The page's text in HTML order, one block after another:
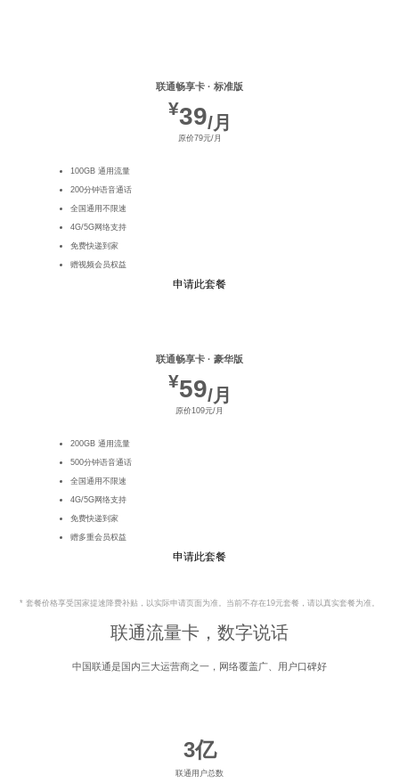
联通畅享卡 · 标准版
¥39/月
原价79元/月
100GB 通用流量
200分钟语音通话
全国通用不限速
4G/5G网络支持
免费快递到家
赠视频会员权益
申请此套餐
联通畅享卡 · 豪华版
¥59/月
原价109元/月
200GB 通用流量
500分钟语音通话
全国通用不限速
4G/5G网络支持
免费快递到家
赠多重会员权益
申请此套餐
* 套餐价格享受国家提速降费补贴，以实际申请页面为准。当前不存在19元套餐，请以真实套餐为准。
联通流量卡，数字说话
中国联通是国内三大运营商之一，网络覆盖广、用户口碑好
3亿
联通用户总数